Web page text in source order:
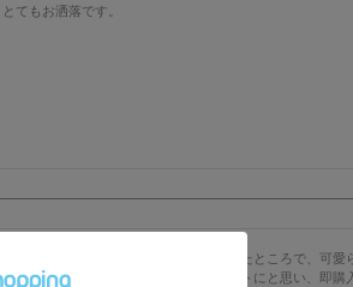
とてもお洒落です。
積み木で何かいいものがないか探していたところで、可
をこちらで見つけ、クリスマスプレゼントにと思い、即購